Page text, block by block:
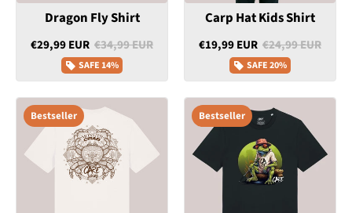
Dragon Fly Shirt
€34,99 EUR
€29,99 EUR
SAFE14%
Carp Hat Kids Shirt
€24,99 EUR
€19,99 EUR
SAFE20%
Bestseller Bestseller